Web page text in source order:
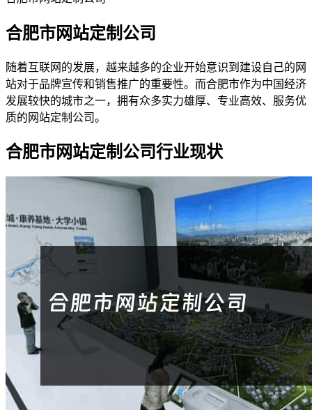
合肥市网站定制公司
随着互联网的发展，越来越多的企业开始意识到建设自己的网
站对于品牌宣传和销售推广的重要性。而合肥市作为中国经济
发展较快的城市之一，拥有众多实力雄厚、专业高效、服务优
质的网站定制公司。
合肥市网站定制公司行业现状